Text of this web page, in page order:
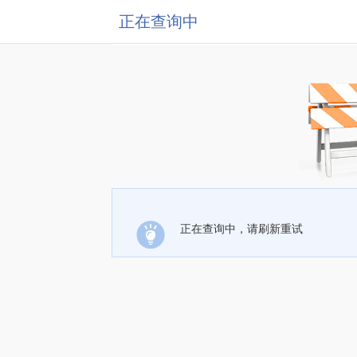
正在查询中
正在查询中，请刷新重试